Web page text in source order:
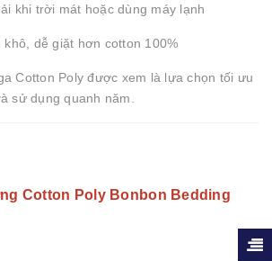
khi trời mát hoặc dùng máy lạnh
khô, dễ giặt hơn cotton 100%
Cotton Poly được xem là lựa chọn tối ưu
sử dụng quanh năm.
Cotton Poly Bonbon Bedding